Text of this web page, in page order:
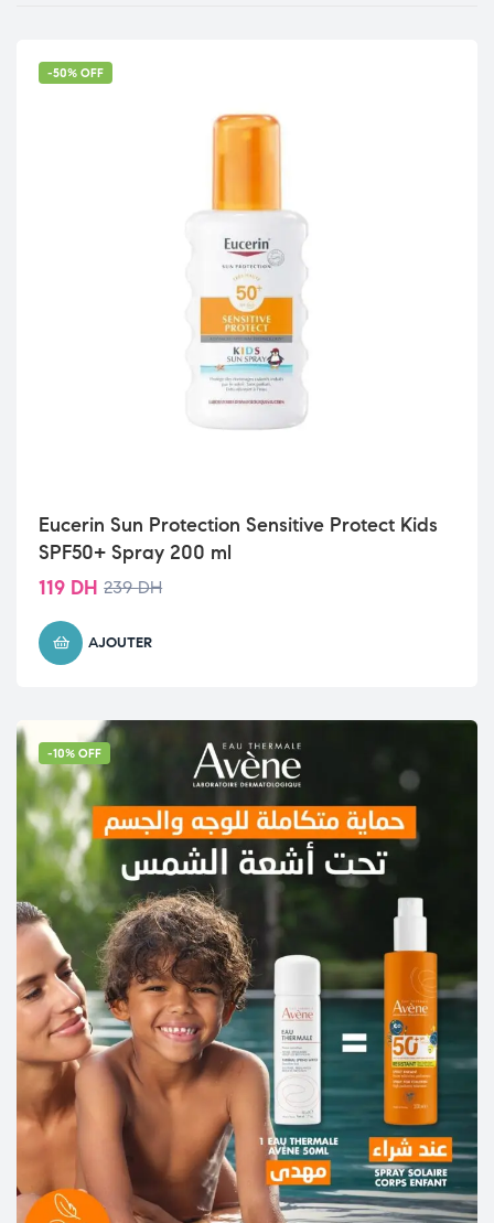
-50% OFF
Eucerin Sun Protection Sensitive Protect Kids
SPF50+ Spray 200 ml
239DH
119 DH
AJOUTER
-10% OFF